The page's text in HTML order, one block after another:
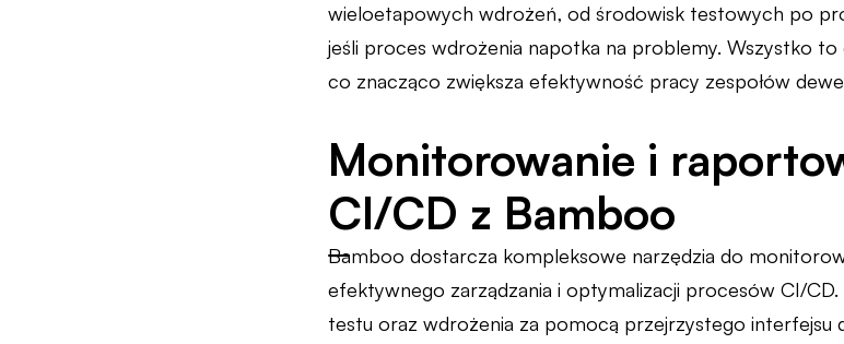
wieloetapowych wdrożeń, od środowisk testowych po
jeśli proces wdrożenia napotka na problemy. Wszystko
co znacząco zwiększa efektywność pracy zespołów
Monitorowanie i
CI/CD z Bamboo
Bamboo dostarcza kompleksowe narzędzia do
efektywnego zarządzania i optymalizacji procesów CI/
testu oraz wdrożenia za pomocą przejrzystego interfejsu